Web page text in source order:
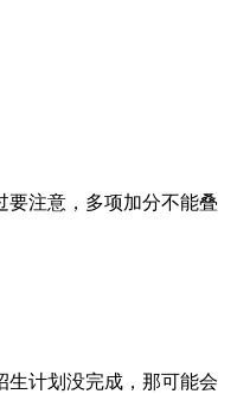
注意，多项加分不能叠
计划没完成，那可能会